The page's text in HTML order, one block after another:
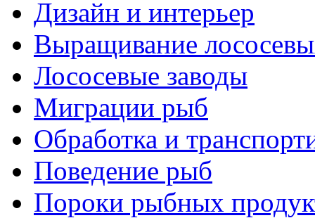
Дизайн и интерьер
Выращивание
Лососевые заводы
Миграции рыб
Обработка и
Поведение рыб
Пороки рыбных